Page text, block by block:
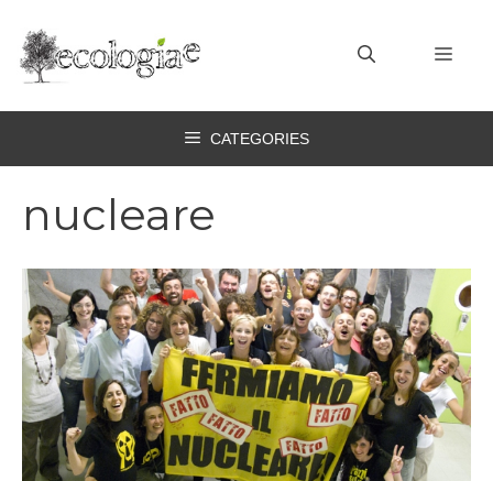
contenuto
CATEGORIES
nucleare